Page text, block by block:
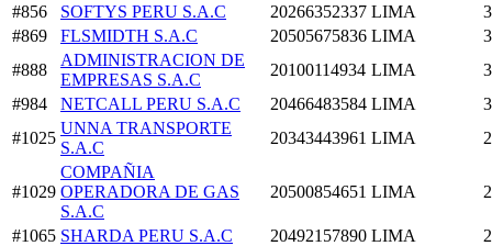
#856
SOFTYS PERU S.A.C 20266352337 LIMA
#869
FLSMIDTH S.A.C 20505675836 LIMA
#888
ADMINISTRACION DE
EMPRESAS S.A.C
20100114934 LIMA
#984
NETCALL PERU S.A.C 20466483584 LIMA
#1025
UNNA TRANSPORTE
S.A.C
20343443961 LIMA
#1029
COMPAÑIA
OPERADORA DE GAS
S.A.C
20500854651 LIMA
#1065 SHARDA PERU S.A.C 20492157890 LIMA